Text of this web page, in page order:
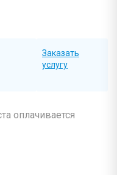
Заказать
услугу
оплачивается